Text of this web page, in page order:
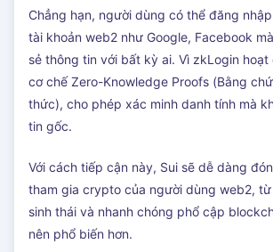
Chẳng hạn, người dùng có thể đăng
tài khoản web2 như Google, Facebook
sẻ thông tin với bất kỳ ai. Vì zkLogin
cơ chế Zero-Knowledge Proofs (Bằng
thức), cho phép xác minh danh tính mà
tin gốc.
Với cách tiếp cận này, Sui sẽ dễ dàng
tham gia crypto của người dùng web2,
sinh thái và nhanh chóng phổ cập
nên phổ biến hơn.